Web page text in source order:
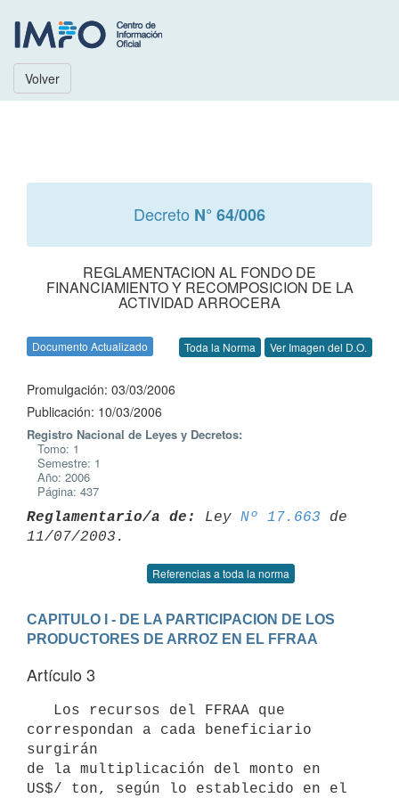
Volver
Decreto N° 64/006
REGLAMENTACION AL FONDO DE
FINANCIAMIENTO Y RECOMPOSICION DE LA
ACTIVIDAD ARROCERA
Documento Actualizado Toda la Norma Ver Imagen del D.O.
Promulgación: 03/03/2006
Publicación: 10/03/2006
Registro Nacional de Leyes y Decretos:
Tomo: 1
Semestre: 1
Año: 2006
Página: 437
Reglamentario/a de: Ley Nº 17.663 de
Referencias a toda la norma
CAPITULO I - DE LA PARTICIPACION DE LOS
PRODUCTORES DE ARROZ EN EL FFRAA
Artículo 3
correspondan a cada beneficiario
surgirán
de la multiplicación del monto en
US$/ ton, según lo establecido en el